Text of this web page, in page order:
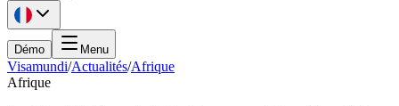
Démo Menu
Visamundi/Actualités/Afrique
Afrique